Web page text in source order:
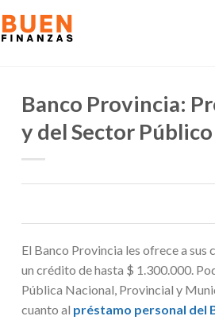
Banco Provincia:
y del Sector Público
El Banco Provincia les ofrece a
un crédito de hasta $ 1.300.000.
Pública Nacional, Provincial y
cuanto al préstamo personal del